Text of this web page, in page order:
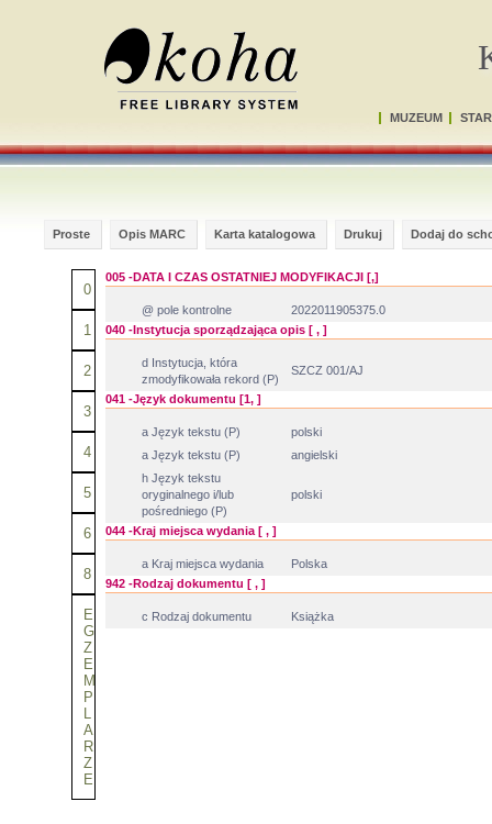
MUZEUM
Proste Opis MARC Karta katalogowa Drukuj Dodaj do
0
1
2
3
4
5
6
8
E
G
Z
E
M
P
L
A
R
Z
E
005 -DATA I CZAS OSTATNIEJ MODYFIKACJI [,]
@ pole kontrolne
2022011905375.0
040 -Instytucja sporządzająca opis [ , ]
d Instytucja, która
zmodyfikowała rekord (P)
SZCZ 001/AJ
041 -Język dokumentu [1, ]
a Język tekstu (P)
polski
a Język tekstu (P)
angielski
h Język tekstu
oryginalnego i/lub
pośredniego (P)
polski
044 -Kraj miejsca wydania [ , ]
a Kraj miejsca wydania
Polska
942 -Rodzaj dokumentu [ , ]
c Rodzaj dokumentu Książka